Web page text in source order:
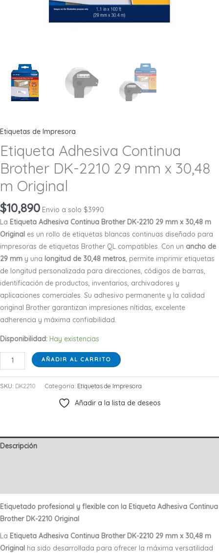
Etiquetas de Impresora
Etiqueta Adhesiva Continua
Brother DK-2210 29 mm x 30,48
m Original
$10,890 Envio a solo $3990
La Etiqueta Adhesiva Continua Brother DK-2210 29 mm x 30,48 m
Original es un rollo de etiquetas blancas continuas diseñado para
impresoras de etiquetas Brother QL compatibles. Con un ancho de
29 mm y una longitud de 30,48 metros, permite imprimir etiquetas
de longitud personalizada para direcciones, códigos de barras,
identificación de productos, inventarios, archivadores y
aplicaciones comerciales. Su adhesivo permanente y la calidad
original Brother garantizan impresiones nítidas, excelente
adherencia y máxima confiabilidad.
Disponibilidad: Hay existencias
Etiqueta
Adhesiva
Continua
mm
Original
cantidad
AÑADIR AL CARRITO
SKU: DK2210 Categoría: Etiquetas de Impresora
Añadir a la lista de deseos
Descripción
Etiquetado profesional y flexible con la Etiqueta Adhesiva Continua
Brother DK-2210 Original
La Etiqueta Adhesiva Continua Brother DK-2210 29 mm x 30,48 m
Original ha sido desarrollada para ofrecer la máxima versatilidad